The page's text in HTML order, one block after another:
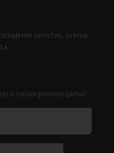
jamstvo, prema
o našim promocijama!